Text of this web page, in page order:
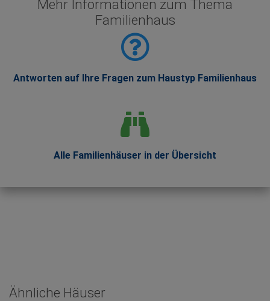
Mehr Informationen zum Thema
Familienhaus
Antworten auf Ihre Fragen zum Haustyp Familienhaus
Alle Familienhäuser in der Übersicht
Ähnliche Häuser